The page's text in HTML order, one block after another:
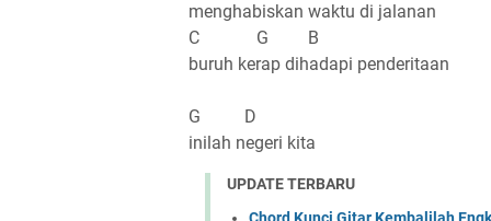
menghabiskan waktu di jalanan
C G B
buruh kerap dihadapi penderitaan
G D
inilah negeri kita
UPDATE TERBARU